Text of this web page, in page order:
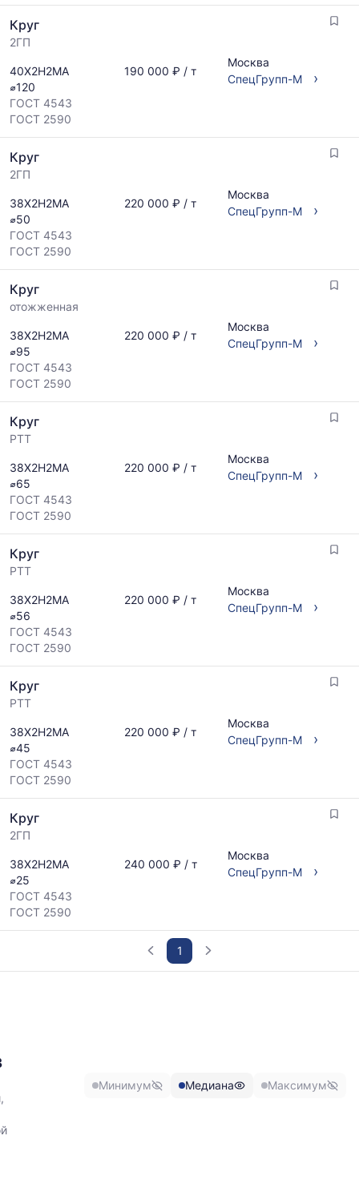
Статистика
рассчитывается
актуальным
предложениям
и
обновляется
по
мере
обновления
листов.
и
поставщиков
по
Круг
2ГП
40Х2Н2МА
⌀120
ГОСТ 4543
ГОСТ 2590
190 000 ₽ / т
Москва
СпецГрупп-М
›
Круг
2ГП
38Х2Н2МА
⌀50
ГОСТ 4543
ГОСТ 2590
220 000 ₽ / т
Москва
СпецГрупп-М
›
Круг
отожженная
38Х2Н2МА
⌀95
ГОСТ 4543
ГОСТ 2590
220 000 ₽ / т
Москва
СпецГрупп-М
›
Круг
РТТ
38Х2Н2МА
⌀65
ГОСТ 4543
ГОСТ 2590
220 000 ₽ / т
Москва
СпецГрупп-М
›
Круг
РТТ
38Х2Н2МА
⌀56
ГОСТ 4543
ГОСТ 2590
220 000 ₽ / т
Москва
СпецГрупп-М
›
Круг
РТТ
38Х2Н2МА
⌀45
ГОСТ 4543
ГОСТ 2590
220 000 ₽ / т
Москва
СпецГрупп-М
›
Круг
2ГП
38Х2Н2МА
⌀25
ГОСТ 4543
ГОСТ 2590
240 000 ₽ / т
Москва
СпецГрупп-М
›
1
максимальной Минимум Медиана Максимум